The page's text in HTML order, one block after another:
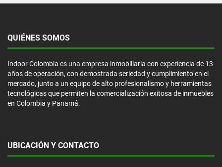
QUIÉNES SOMOS
Indoor Colombia es una empresa inmobiliaria con experiencia de 13
años de operación, con demostrada seriedad y cumplimiento en el
mercado, junto a un equipo de alto profesionalismo y herramientas
tecnológicas que permiten la comercialización exitosa de inmuebles
en Colombia y Panamá.
UBICACIÓN Y CONTACTO